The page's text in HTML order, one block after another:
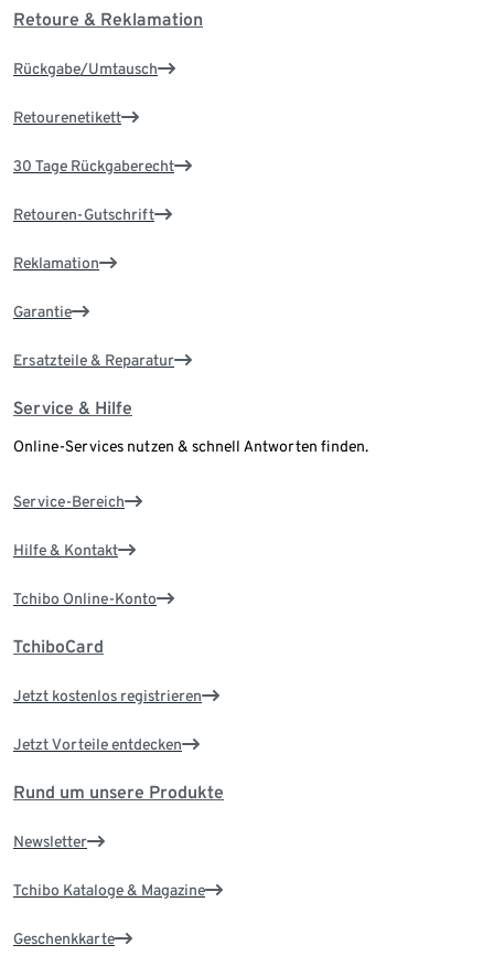
Retoure & Reklamation
Rückgabe/Umtausch
Retourenetikett
30 Tage Rückgaberecht
Retouren-Gutschrift
Reklamation
Garantie
Ersatzteile & Reparatur
Service & Hilfe
Online-Services nutzen & schnell Antworten finden.
Service-Bereich
Hilfe & Kontakt
Tchibo Online-Konto
TchiboCard
Jetzt kostenlos registrieren
Jetzt Vorteile entdecken
Rund um unsere Produkte
Newsletter
Tchibo Kataloge & Magazine
Geschenkkarte